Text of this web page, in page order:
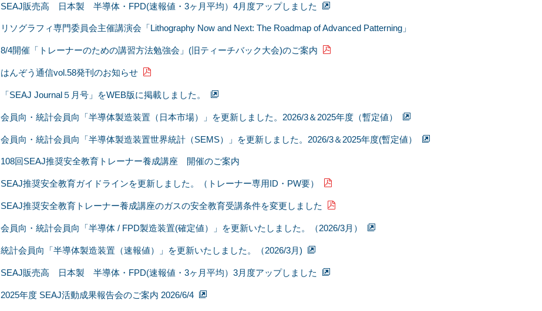
SEAJ販売高 日本製 半導体・FPD(速報値・3ヶ月平均）4月度アップしました
リソグラフィ専門委員会主催講演会「Lithography Now and Next: The Roadmap of Advanced Patterning」
8/4開催「トレーナーのための講習方法勉強会」(旧ティーチバック大会)のご案内
はんぞう通信vol.58発刊のお知らせ
「SEAJ Journal５月号」をWEB版に掲載しました。
会員向・統計会員向「半導体製造装置（日本市場）」を更新しました。2026/3＆2025年度（暫定値）
会員向・統計会員向「半導体製造装置世界統計（SEMS）」を更新しました。2026/3＆2025年度(暫定値）
108回SEAJ推奨安全教育トレーナー養成講座 開催のご案内
SEAJ推奨安全教育ガイドラインを更新しました。（トレーナー専用ID・PW要）
SEAJ推奨安全教育トレーナー養成講座のガスの安全教育受講条件を変更しました
会員向・統計会員向「半導体 / FPD製造装置(確定値）」を更新いたしました。（2026/3月）
統計会員向「半導体製造装置（速報値）」を更新いたしました。（2026/3月)
SEAJ販売高 日本製 半導体・FPD(速報値・3ヶ月平均）3月度アップしました
2025年度 SEAJ活動成果報告会のご案内 2026/6/4